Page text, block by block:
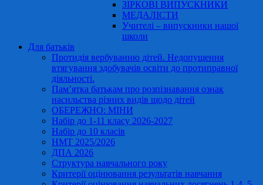
ЗІРКОВІ ВИПУСКНИКИ
МЕДАЛІСТИ
Учителі – випускники нашої
школи
Для батьків
Протидія вербуванню дітей. Недопущення
втягування здобувачів освіти до протиправної
діяльності.
Пам’ятка батькам про розпізнавання ознак
насильства різних видів щодо дітей
ОБЕРЕЖНО: МІНИ
Набір до 1-11 класу 2026-2027
Набір до 10 класів
НМТ 2025/2026
ДПА 2026
Структура навчального року
Критерії оцінювання результатів навчання